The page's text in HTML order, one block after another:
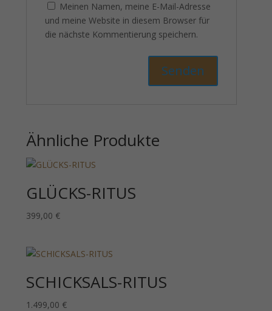
Meinen Namen, meine E-Mail-Adresse
und meine Website in diesem Browser für
die nächste Kommentierung speichern.
Ähnliche Produkte
GLÜCKS-RITUS
399,00 €
SCHICKSALS-RITUS
1.499,00 €